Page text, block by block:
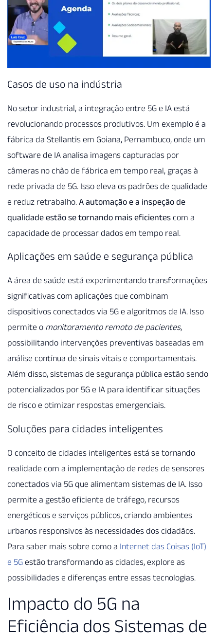
Casos de uso na indústria
No setor industrial, a integração entre 5G e IA está
revolucionando processos produtivos. Um exemplo é a
fábrica da Stellantis em Goiana, Pernambuco, onde um
software de IA analisa imagens capturadas por
câmeras no chão de fábrica em tempo real, graças à
rede privada de 5G. Isso eleva os padrões de qualidade
e reduz retrabalho. A automação e a inspeção de
qualidade estão se tornando mais eficientes com a
capacidade de processar dados em tempo real.
Aplicações em saúde e segurança pública
A área de saúde está experimentando transformações
significativas com aplicações que combinam
dispositivos conectados via 5G e algoritmos de IA. Isso
permite o monitoramento remoto de pacientes,
possibilitando intervenções preventivas baseadas em
análise contínua de sinais vitais e comportamentais.
Além disso, sistemas de segurança pública estão sendo
potencializados por 5G e IA para identificar situações
de risco e otimizar respostas emergenciais.
Soluções para cidades inteligentes
O conceito de cidades inteligentes está se tornando
realidade com a implementação de redes de sensores
conectados via 5G que alimentam sistemas de IA. Isso
permite a gestão eficiente de tráfego, recursos
energéticos e serviços públicos, criando ambientes
urbanos responsivos às necessidades dos cidadãos.
Para saber mais sobre como a Internet das Coisas (IoT)
e 5G estão transformando as cidades, explore as
possibilidades e diferenças entre essas tecnologias.
Impacto do 5G na
Eficiência dos Sistemas de